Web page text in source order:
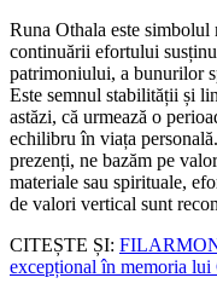
Runa Othala este simbolul
continuării efortului
patrimoniului, a bunurilor
Este semnul stabilității și
astăzi, că urmează o
echilibru în viața
prezenți, ne bazăm pe
materiale sau spirituale,
de valori vertical sunt
CITEȘTE ȘI:
excepțional în memoria lui